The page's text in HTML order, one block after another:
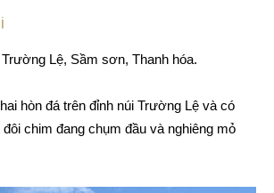
Lệ, Sầm sơn, Thanh hóa.
hòn đá trên đỉnh núi Trường Lệ và có
chim đang chụm đầu và nghiêng mỏ